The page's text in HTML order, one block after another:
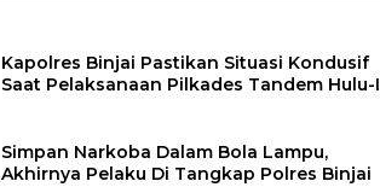
Kapolres Binjai Pastikan Situasi Kondusif
Saat Pelaksanaan Pilkades Tandem Hulu-I
Simpan Narkoba Dalam Bola Lampu,
Akhirnya Pelaku Di Tangkap Polres Binjai